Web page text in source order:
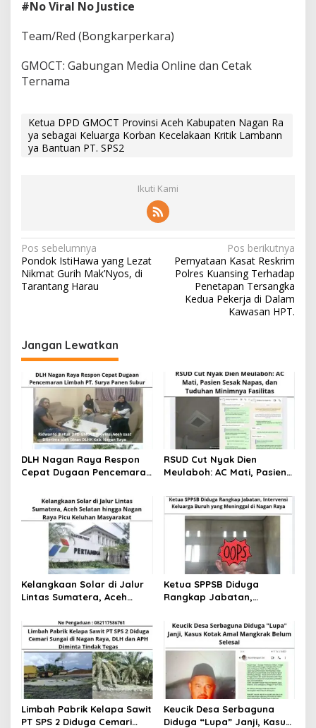
#No Viral No Justice
Team/Red (Bongkarperkara)
GMOCT: Gabungan Media Online dan Cetak
Ternama
Ketua DPD GMOCT Provinsi Aceh Kabupaten Nagan Ra
ya sebagai Keluarga Korban Kecelakaan Kritik Lambann
ya Bantuan PT. SPS2
Ikuti Kami
N
a
v
a
i
Pos sebelumnya
Pondok IstiHawa yang Lezat
Nikmat Gurih Mak’Nyos, di
Tarantang Harau
Pos berikutnya
Pernyataan Kasat Reskrim
Polres Kuansing Terhadap
Penetapan Tersangka
Kedua Pekerja di Dalam
Kawasan HPT.
Jangan Lewatkan
DLH Nagan Raya Respon
Cepat Dugaan Pencemaran
Subur
RSUD Cut Nyak Dien
Meulaboh: AC Mati, Pasien
Minimnya Fasilitas
Kelangkaan Solar di Jalur
Lintas Sumatera, Aceh
Raya Picu Keluhan
Masyarakat
Ketua SPPSB Diduga
Rangkap Jabatan,
yang Meninggal di Nagan
Raya
Limbah Pabrik Kelapa Sawit
PT SPS 2 Diduga Cemari
Keucik Desa Serbaguna
Diduga “Lupa” Janji, Kasus